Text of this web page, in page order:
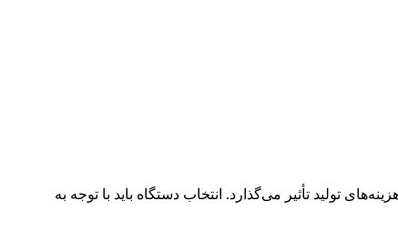
تولید تأثیر می‌گذارد. انتخاب دستگاه باید با توجه به